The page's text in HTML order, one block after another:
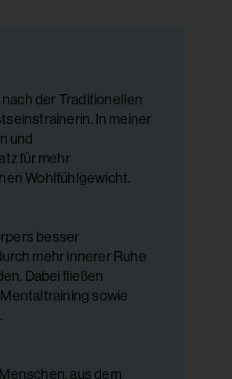
der Traditionellen
In meiner
und
für mehr
Wohlfühlgewicht.
besser
mehr innerer Ruhe
Dabei fließen
sowie
aus dem